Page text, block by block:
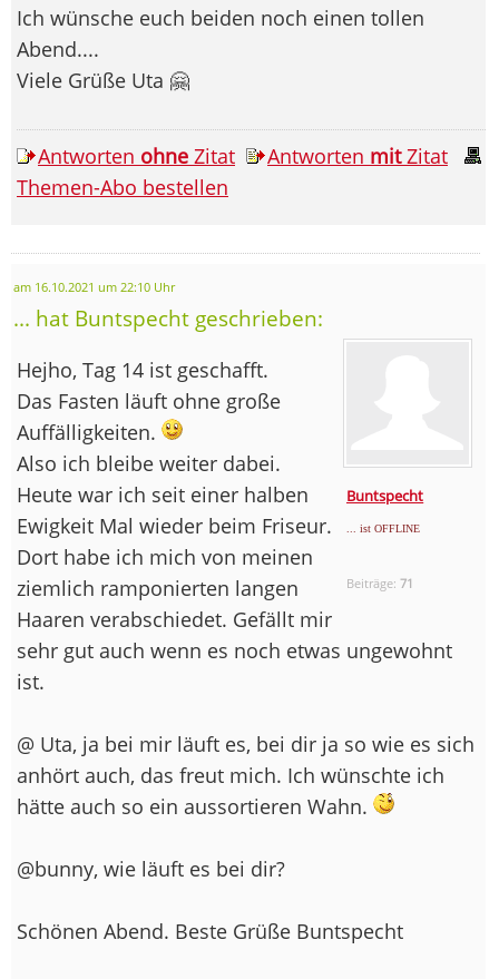
Ich wünsche euch beiden noch einen tollen
Abend....
Viele Grüße Uta 🤗
Antworten ohne Zitat Antworten mitZitat
Themen-Abo bestellen
am 16.10.2021 um 22:10 Uhr
... hat Buntspecht geschrieben:
Buntspecht
... ist OFFLINE
Beiträge:71
Hejho, Tag 14 ist geschafft.
Das Fasten läuft ohne große
Auffälligkeiten.
Also ich bleibe weiter dabei.
Heute war ich seit einer halben
Ewigkeit Mal wieder beim Friseur.
Dort habe ich mich von meinen
ziemlich ramponierten langen
Haaren verabschiedet. Gefällt mir
sehr gut auch wenn es noch etwas ungewohnt
ist.
@ Uta, ja bei mir läuft es, bei dir ja so wie es sich
anhört auch, das freut mich. Ich wünschte ich
hätte auch so ein aussortieren Wahn.
@bunny, wie läuft es bei dir?
Schönen Abend. Beste Grüße Buntspecht